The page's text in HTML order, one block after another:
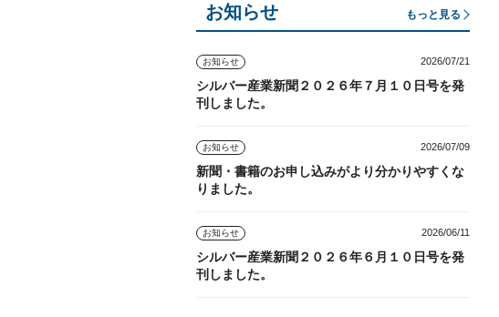
お知らせ もっと見る
お知らせ 2026/07/21
シルバー産業新聞２０２６年７月１０日号を発
刊しました。
お知らせ 2026/07/09
新聞・書籍のお申し込みがより分かりやすくな
りました。
お知らせ 2026/06/11
シルバー産業新聞２０２６年６月１０日号を発
刊しました。